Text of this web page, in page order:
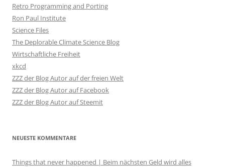
Retro Programming and Porting
Ron Paul Institute
Science Files
The Deplorable Climate Science Blog
Wirtschaftliche Freiheit
xkcd
ZZZ der Blog Autor auf der freien Welt
ZZZ der Blog Autor auf Facebook
ZZZ der Blog Autor auf Steemit
NEUESTE KOMMENTARE
Things that never happened | Beim nächsten Geld wird alles